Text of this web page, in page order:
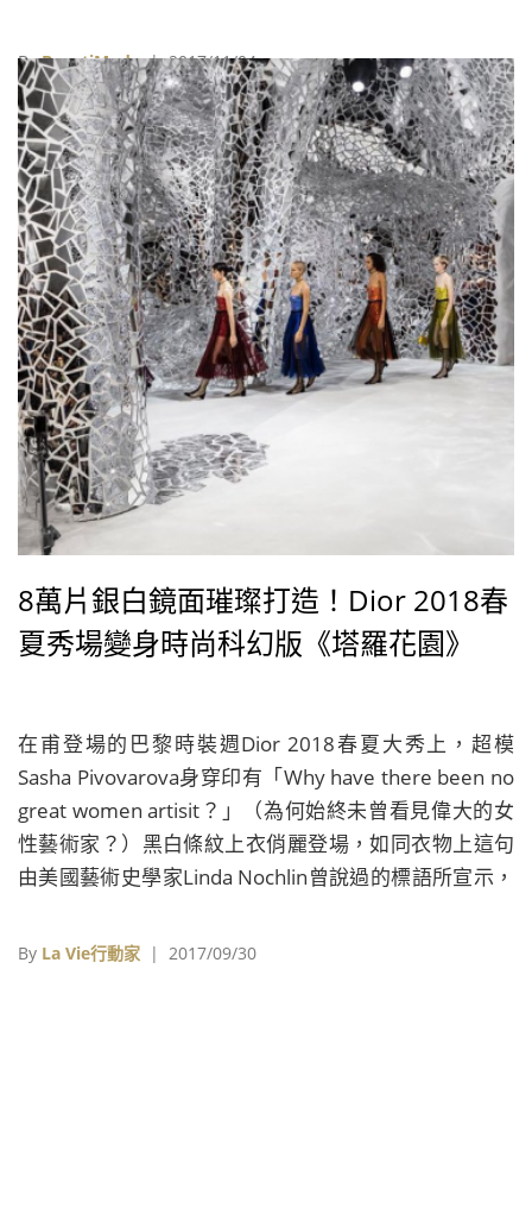
意。」這段見血的文字，是《紐約時報》（The New
York Times）時尚編輯Vanessa Friedman對於Dior
2018春夏女裝的批評。
ByBeautiMode| 2017/11/04
8萬片銀白鏡面璀璨打造！Dior 2018春
夏秀場變身時尚科幻版《塔羅花園》
在甫登場的巴黎時裝週Dior 2018春夏大秀上，超模
Sasha Pivovarova身穿印有「Why have there been no
great women artisit？」（為何始終未曾看見偉大的女
性藝術家？）黑白條紋上衣俏麗登場，如同衣物上這句
由美國藝術史學家Linda Nochlin曾說過的標語所宣示，
Chiuri帶領下，持續擴展她那「女性主義」主張時尚版
By La Vie行動家 | 2017/09/30